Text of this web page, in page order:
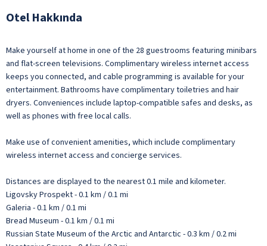
Otel Hakkında
Make yourself at home in one of the 28 guestrooms featuring minibars
and flat-screen televisions. Complimentary wireless internet access
keeps you connected, and cable programming is available for your
entertainment. Bathrooms have complimentary toiletries and hair
dryers. Conveniences include laptop-compatible safes and desks, as
well as phones with free local calls.
Make use of convenient amenities, which include complimentary
wireless internet access and concierge services.
Distances are displayed to the nearest 0.1 mile and kilometer.
Ligovsky Prospekt - 0.1 km / 0.1 mi
Galeria - 0.1 km / 0.1 mi
Bread Museum - 0.1 km / 0.1 mi
Russian State Museum of the Arctic and Antarctic - 0.3 km / 0.2 mi